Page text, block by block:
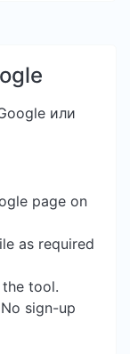
или
page on
as required
tool.
sign-up